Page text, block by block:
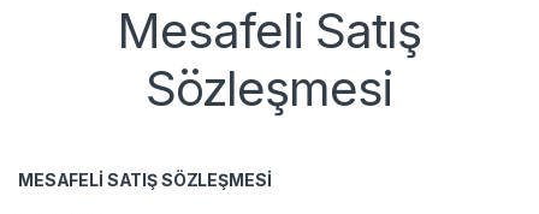
Mesafeli Satış
Sözleşmesi
MESAFELİ SATIŞ SÖZLEŞMESİ